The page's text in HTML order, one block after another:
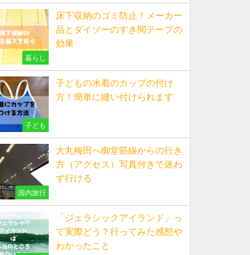
暮らし
床下収納のゴミ防止！メーカー
品とダイソーのすき間テープの
効果
子ども
子どもの水着のカップの付け
方！簡単に縫い付けられます
国内旅行
大丸梅田へ御堂筋線からの行き
方（アクセス）写真付きで迷わ
ず行ける
「ジェラシックアイランド」っ
て実際どう？行ってみた感想や
わかったこと